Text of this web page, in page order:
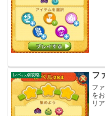
レベル別攻略 フ
フ
を
リ